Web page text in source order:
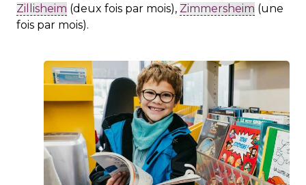
Zillisheim (deux fois par mois), Zimmersheim (une
fois par mois).